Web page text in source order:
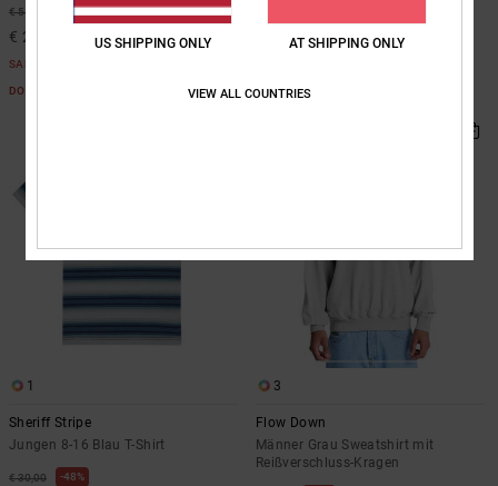
€ 55,00 63%
€ 20,62
SALE
DOPPELTER RABATT EXTRA 25 %
1
Sheriff Stripe
Jungen 8-16 Blau T-Shirt
€ 30,00 48%
3
Flow Down
Männer Grau Sweatshirt mit
Reißverschluss-Kragen
US SHIPPING ONLY AT SHIPPING ONLY
VIEW ALL COUNTRIES